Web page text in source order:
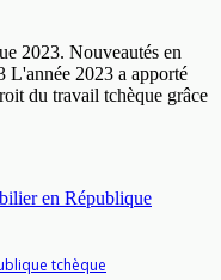
2023. Nouveautés en
L'année 2023 a apporté
du travail tchèque grâce
tchèque